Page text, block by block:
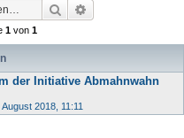
Suche
1 von 1
der Initiative Abmahnwahn
2018, 11:11